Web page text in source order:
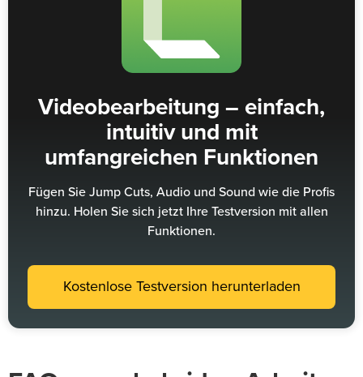
Videobearbeitung – einfach,
intuitiv und mit
umfangreichen Funktionen
Fügen Sie Jump Cuts, Audio und Sound wie die Profis
hinzu. Holen Sie sich jetzt Ihre Testversion mit allen
Funktionen.
Kostenlose Testversion herunterladen